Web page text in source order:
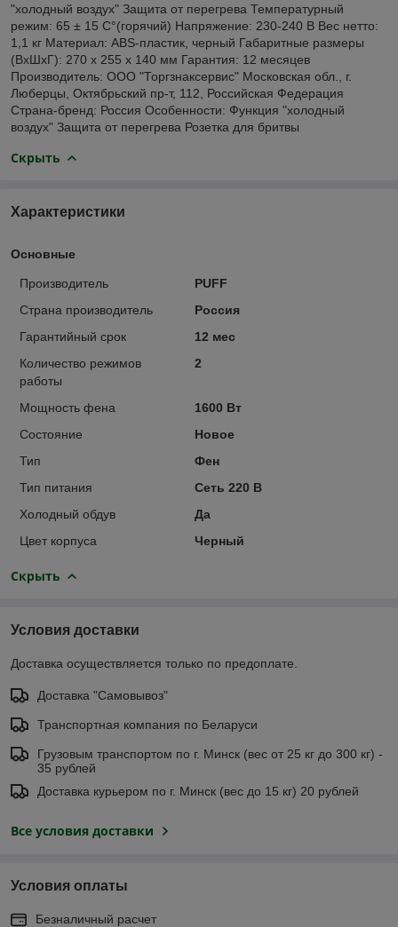
"холодный воздух" Защита от перегрева Температурный
режим: 65 ± 15 С°(горячий) Напряжение: 230-240 В Вес нетто:
1,1 кг Материал: ABS-пластик, черный Габаритные размеры
(ВхШхГ): 270 х 255 х 140 мм Гарантия: 12 месяцев
Производитель: ООО "Торгзнаксервис" Московская обл., г.
Люберцы, Октябрьский пр-т, 112, Российская Федерация
Страна-бренд: Россия Особенности: Функция "холодный
воздух" Защита от перегрева Розетка для бритвы
Скрыть
Характеристики
Основные
Производитель
PUFF
Страна производитель
Россия
Гарантийный срок
12 мес
Количество режимов
работы
2
Мощность фена
1600 Вт
Состояние
Новое
Тип
Фен
Тип питания
Сеть 220 В
Холодный обдув
Да
Цвет корпуса
Черный
Скрыть
Условия доставки
Доставка осуществляется только по предоплате.
Доставка "Самовывоз"
Транспортная компания по Беларуси
Грузовым транспортом по г. Минск (вес от 25 кг до 300 кг) -
35 рублей
Доставка курьером по г. Минск (вес до 15 кг) 20 рублей
Все условия доставки
Условия оплаты
Безналичный расчет